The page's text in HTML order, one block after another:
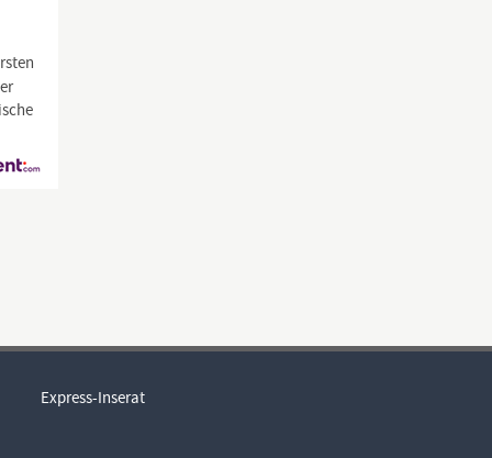
Express-Inserat